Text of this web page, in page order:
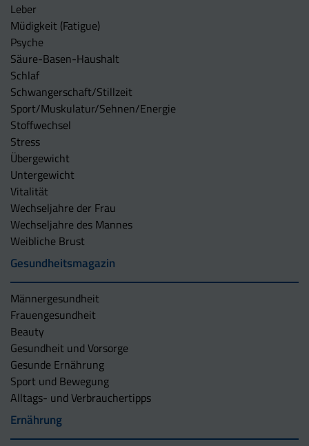
Leber
Müdigkeit (Fatigue)
Psyche
Säure-Basen-Haushalt
Schlaf
Schwangerschaft/Stillzeit
Sport/Muskulatur/Sehnen/Energie
Stoffwechsel
Stress
Übergewicht
Untergewicht
Vitalität
Wechseljahre der Frau
Wechseljahre des Mannes
Weibliche Brust
Gesundheitsmagazin
Männergesundheit
Frauengesundheit
Beauty
Gesundheit und Vorsorge
Gesunde Ernährung
Sport und Bewegung
Alltags- und Verbrauchertipps
Ernährung